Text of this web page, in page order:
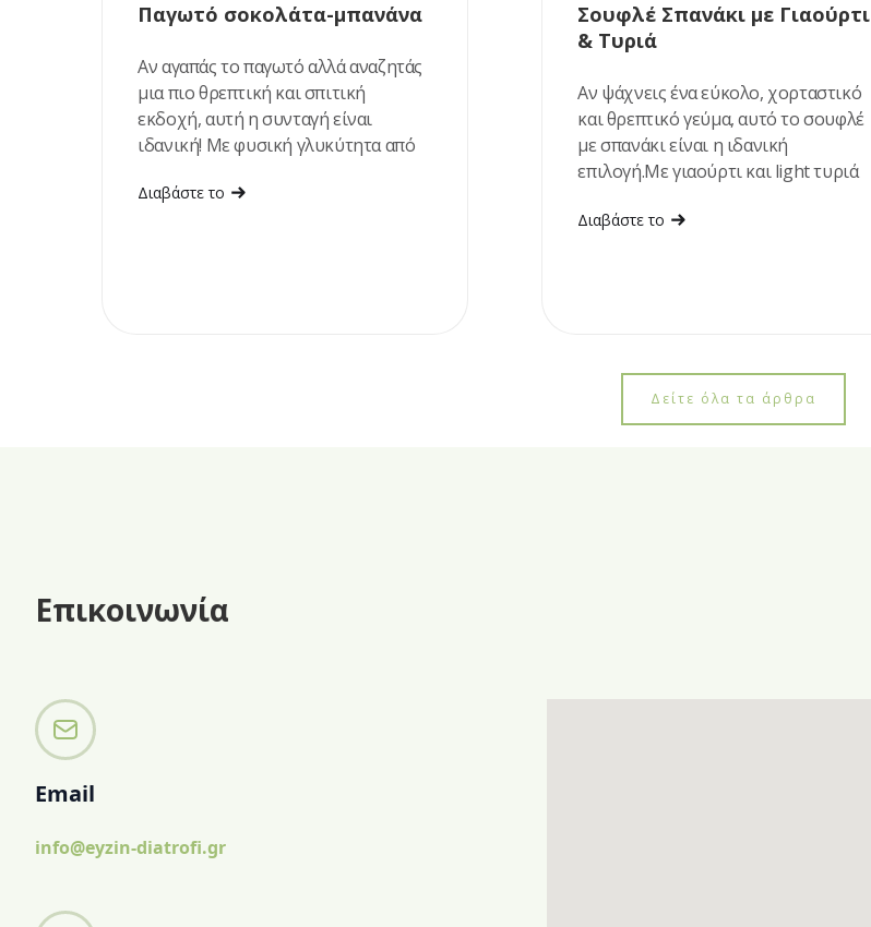
Παγωτό σοκολάτα-μπανάνα
Αν αγαπάς το παγωτό αλλά αναζητάς
μια πιο θρεπτική και σπιτική
εκδοχή, αυτή η συνταγή είναι
ιδανική! Με φυσική γλυκύτητα από
πλούσια γεύση σοκολάτας και
Διαβάστε το
Σουφλέ Σπανάκι με Γιαούρτι
& Τυριά
Αν ψάχνεις ένα εύκολο, χορταστικό
και θρεπτικό γεύμα, αυτό το σουφλέ
με σπανάκι είναι η ιδανική
επιλογή.Με γιαούρτι και light τυριά
ετοιμάζεται με λίγα υλικά. Ταιριάζει
Διαβάστε το
Δείτε όλα τα άρθρα
Επικοινωνία
Email
info@eyzin-diatrofi.gr